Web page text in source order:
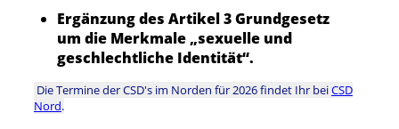
Ergänzung des Artikel 3 Grundgesetz
um die Merkmale „sexuelle und
geschlechtliche Identität“.
Die Termine der CSD's im Norden für 2026 findet Ihr beiCSD
Nord.